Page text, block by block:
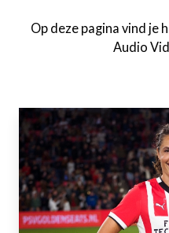
Op deze pagina vind je
Audio